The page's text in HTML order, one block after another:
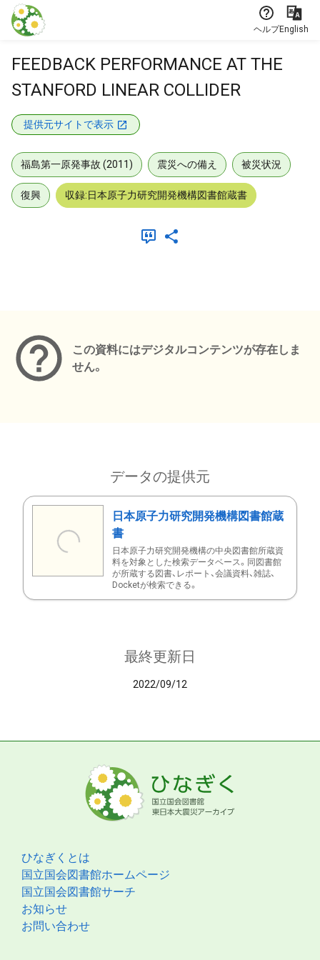
本文に飛ぶ
ヘルプEnglish
FEEDBACK PERFORMANCE AT THE
STANFORD LINEAR COLLIDER
提供元サイトで表示
福島第一原発事故 (2011) 震災への備え 被災状況
復興 収録:日本原子力研究開発機構図書館蔵書
この資料にはデジタルコンテンツが存在しま
せん。
データの提供元
日本原子力研究開発機構図書館蔵
書
日本原子力研究開発機構の中央図書館所蔵資
料を対象とした検索データベース。同図書館
が所蔵する図書、レポート、会議資料、雑誌、
Docketが検索できる。
最終更新日
2022/09/12
ひなぎくとは
国立国会図書館ホームページ
国立国会図書館サーチ
お知らせ
お問い合わせ